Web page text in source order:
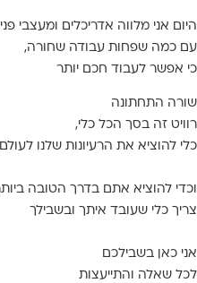
אנימלווה אדריכלים ומעצבי פנים
כמה שפחותעבודה שחורה,
אפשר לעבודחכם יותר
התחתונה
זה בסך הכלכלי,
להוציא את הרעיונות שלנו לעולם
להוציא אתם בדרך הטובה ביותר
כלי שעובד איתך ובשבילך
כאן בשבילכם
שאלה והתייעצות